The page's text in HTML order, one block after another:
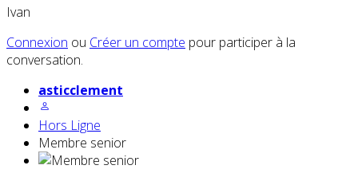
Ivan
Connexion ou Créer un compte pour participer à la
conversation.
asticclement
Hors Ligne
Membre senior